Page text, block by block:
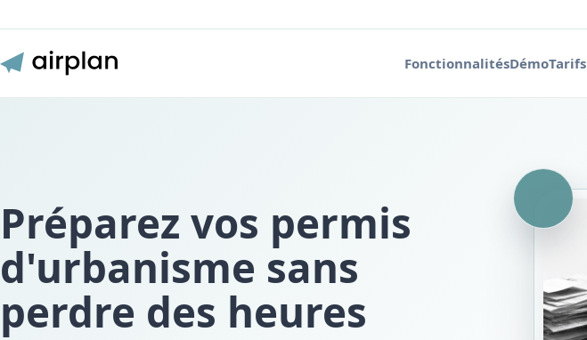
FonctionnalitésDémoTarifs
Préparez vos permis
d'urbanisme sans
perdre des heures